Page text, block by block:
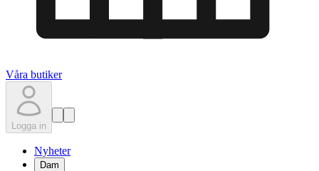
Våra butiker
Logga in
Nyheter
Dam